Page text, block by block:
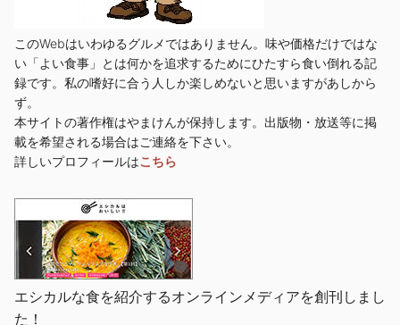
このWebはいわゆるグルメではありません。味や価格だけではな
い「よい食事」とは何かを追求するためにひたすら食い倒れる記
録です。私の嗜好に合う人しか楽しめないと思いますがあしから
ず。
本サイトの著作権はやまけんが保持します。出版物・放送等に掲
載を希望される場合はご連絡を下さい。
詳しいプロフィールはこちら
エシカルな食を紹介するオンラインメディアを創刊しまし
た！